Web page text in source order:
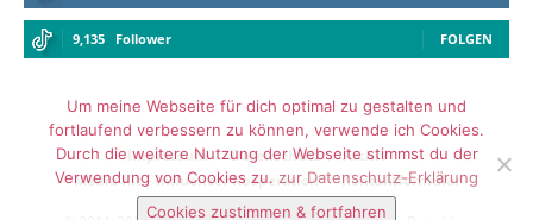
9,135 Follower FOLGEN
Impressum Datenschutz
Archiv
Media Kit – Influencer Kooperation
Kontaktformular
Um meine Webseite für dich optimal zu gestalten und
fortlaufend verbessern zu können, verwende ich Cookies.
Durch die weitere Nutzung der Webseite stimmst du der
Verwendung von Cookies zu. zur Datenschutz-Erklärung
Cookies zustimmen & fortfahren